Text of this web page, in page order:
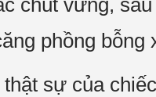
chút vừng,
phồng bỗng
sự của